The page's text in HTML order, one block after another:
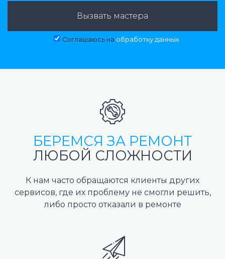
Вызвать мастера
Соглашаюсь на обработку данных
БЕРЕМСЯ ЗА РЕМОНТ
ЛЮБОЙ СЛОЖНОСТИ
К нам часто обращаются клиенты других
сервисов, где их проблему не смогли решить,
либо просто отказали в ремонте